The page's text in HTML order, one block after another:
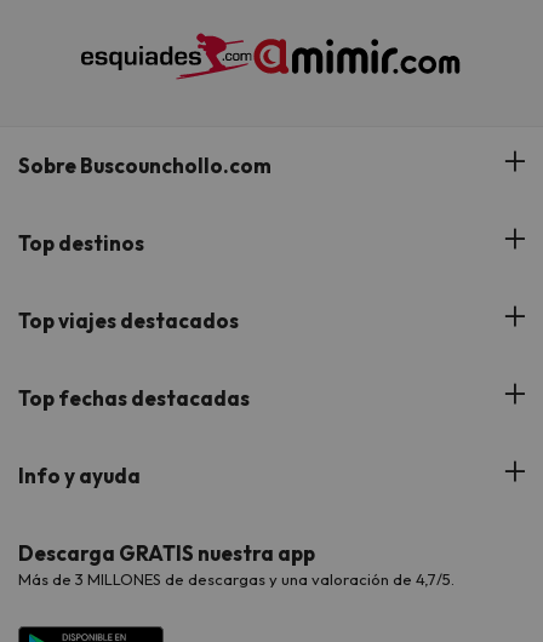
Sobre Buscounchollo.com
¿Quiénes somos?
Buscounchollo en los medios
Proveedores
Viajes para grupos
Top destinos
Hoteles Andalucía
Hoteles Cataluña
Hoteles Galicia
Top viajes destacados
Viajes con Niños
Viajes de Novios
Chollos con Todo Incluido
Top fechas destacadas
Verano
Vacaciones en Agosto
Info y ayuda
Contáctanos
Preguntas frecuentes
Descarga GRATIS nuestra app
Más de 3 MILLONES de descargas y una valoración de 4,7/5.